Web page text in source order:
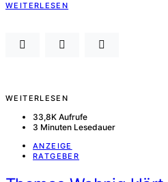
WEITERLESEN
WEITERLESEN
33,8K Aufrufe
3 Minuten Lesedauer
ANZEIGE
RATGEBER